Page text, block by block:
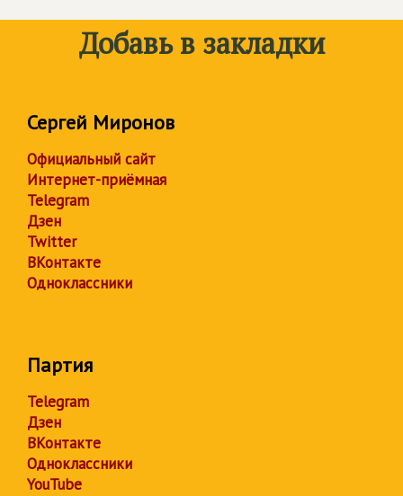
Добавь в закладки
Сергей Миронов
Официальный сайт
Интернет-приёмная
Telegram
Дзен
Twitter
ВКонтакте
Одноклассники
Партия
Telegram
Дзен
ВКонтакте
Одноклассники
YouTube